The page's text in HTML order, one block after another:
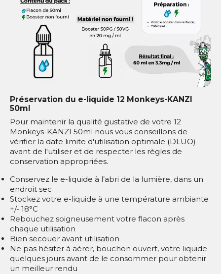
Préservation du e-liquide 12 Monkeys-KANZI
50ml
Pour maintenir la qualité gustative de votre 12
Monkeys-KANZI 50ml nous vous conseillons de
vérifier la date limite d'utilisation optimale (DLUO)
avant de l'utiliser et de respecter les règles de
conservation appropriées.
Conservez le e-liquide à l’abri de la lumière, dans un
endroit sec
Stockez votre e-liquide à une température ambiante
+/- 18°C
Rebouchez soigneusement votre flacon après
chaque utilisation
Bien secouer avant utilisation
Ne pas hésiter à aérer, bouchon ouvert, votre liquide
quelques jours avant de le consommer pour obtenir
un meilleur rendu